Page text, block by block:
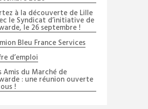
à la découverte de Lille
le Syndicat d’initiative de
le 26 septembre !
Bleu France Services
d’emploi
Amis du Marché de
: une réunion ouverte
!